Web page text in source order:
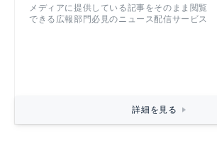
メディアに提供している記事をそのまま閲覧
できる広報部門必見のニュース配信サービス
詳細を見る